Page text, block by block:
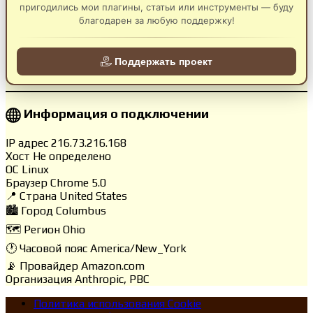
пригодились мои плагины, статьи или инструменты — буду
благодарен за любую поддержку!
Поддержать проект
Информация о подключении
IP адрес 216.73.216.168
Хост Не определено
ОС Linux
Браузер Chrome 5.0
📍 Страна United States
🏙️ Город Columbus
🗺️ Регион Ohio
🕐 Часовой пояс America/New_York
📡 Провайдер Amazon.com
Организация Anthropic, PBC
Политика использования Cookie